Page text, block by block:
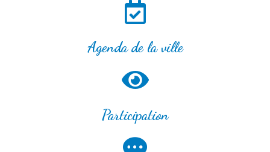
Agenda de la ville
Participation